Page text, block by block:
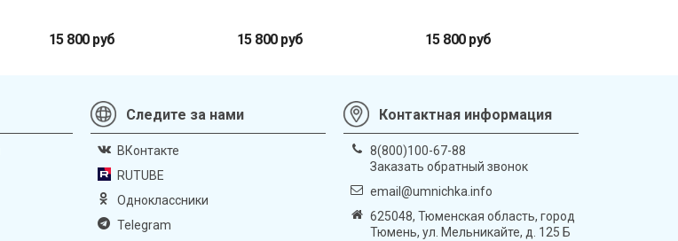
15 800 руб 15 800 руб 15 800 руб
Следите за нами
ВКонтакте
RUTUBE
Одноклассники
Telegram
Контактная информация
8(800)100-67-88
Заказать обратный звонок
email@umnichka.info
625048, Тюменская область, город
Тюмень, ул. Мельникайте, д. 125 Б